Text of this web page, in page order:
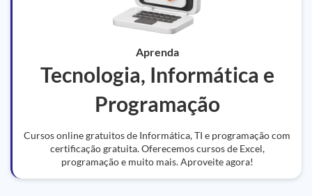
Aprenda
Tecnologia, Informática e
Programação
Cursos online gratuitos de Informática, TI e programação com
certificação gratuita. Oferecemos cursos de Excel,
programação e muito mais. Aproveite agora!